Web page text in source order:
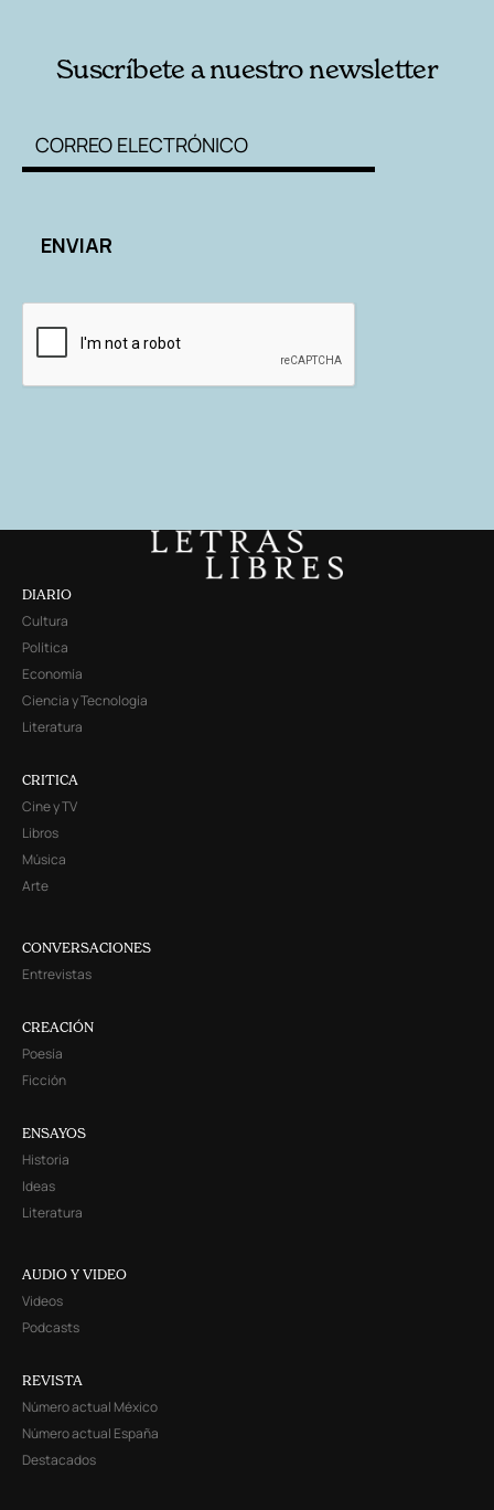
Suscríbete a nuestro newsletter
DIARIO
Cultura
Política
Economía
Ciencia y Tecnología
Literatura
CRITICA
Cine y TV
Libros
Música
Arte
CONVERSACIONES
Entrevistas
CREACIÓN
Poesía
Ficción
ENSAYOS
Historia
Ideas
Literatura
AUDIO Y VIDEO
Videos
Podcasts
REVISTA
Número actual México
Número actual España
Destacados